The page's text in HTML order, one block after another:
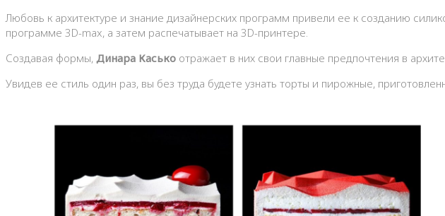
Любовь к архитектуре и знание дизайнерских программ привели ее к созданию
программе 3D-max, а затем распечатывает на 3D-принтере.
Создавая формы, Динара Касько отражает в них свои главные предпочтения в
Увидев ее стиль один раз, вы без труда будете узнать торты и пирожные,